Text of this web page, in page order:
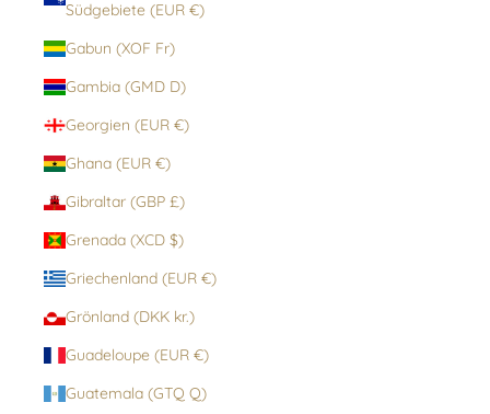
Südgebiete (EUR €)
Gabun (XOF Fr)
Gambia (GMD D)
Georgien (EUR €)
Ghana (EUR €)
Gibraltar (GBP £)
Grenada (XCD $)
Griechenland (EUR €)
Grönland (DKK kr.)
Guadeloupe (EUR €)
Guatemala (GTQ Q)